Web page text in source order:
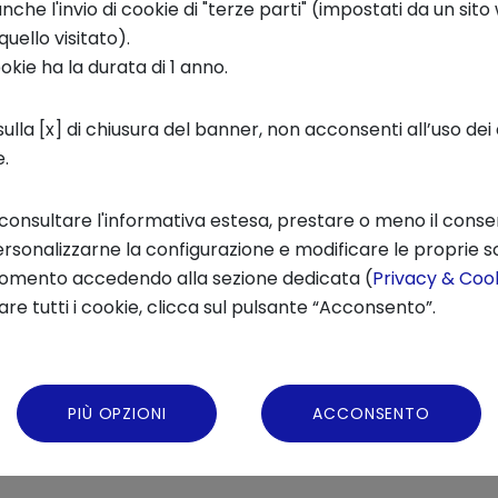
per l'educazione e la formazione non è
utilizzo più consapevole da parte degli
ospite ci presenta i
processi ludici e
da riferimenti teorici e da
neuroscienze.
l'invio di cookie di "terze parti" (impostati da un sito
visitato).
ha la durata di 1 anno.
[x] di chiusura del banner, non acconsenti all’uso dei
l'informativa estesa, prestare o meno il
la configurazione e modificare le proprie
accedendo alla sezione dedicata (Privacy &
tutti i cookie, clicca sul pulsante “Acconsento”.
PIÙ OPZIONI ACCONSENTO